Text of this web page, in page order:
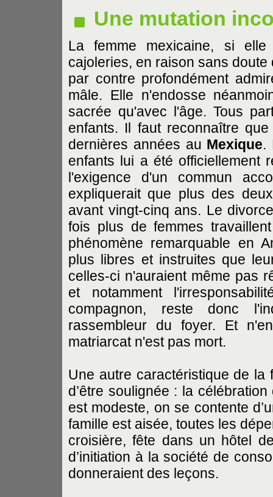
Une mutation
La femme mexicaine, si
cajoleries, en raison sans
par contre profondément
mâle. Elle n'endosse
sacrée qu'avec l'âge. Tous
enfants. Il faut reconnaître
dernières années au Mexique.
enfants lui a été officiellement
l'exigence d'un commun
expliquerait que plus des
avant vingt-cinq ans. Le
fois plus de femmes
phénomène remarquable en
plus libres et instruites que
celles-ci n'auraient même pas
et notamment
compagnon, reste donc
rassembleur du foyer. Et
matriarcat n'est pas mort.
Une autre caractéristique de
d’être soulignée : la
est modeste, on se contente
famille est aisée, toutes les
croisière, fête dans un hôtel
d’initiation à la société de
donneraient des leçons.